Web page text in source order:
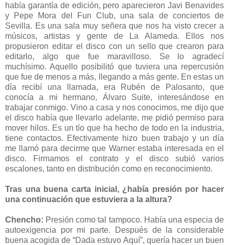
había garantía de edición, pero aparecieron Javi Benavides
y Pepe Mora del Fun Club, una sala de conciertos de
Sevilla. Es una sala muy señera que nos ha visto crecer a
músicos, artistas y gente de La Alameda. Ellos nos
propusieron editar el disco con un sello que crearon para
editarlo, algo que fue maravilloso. Se lo agradecí
muchísimo. Aquello posibilitó que tuviera una repercusión
que fue de menos a más, llegando a más gente. En estas un
día recibí una llamada, era Rubén de Palosanto, que
conocía a mi hermano, Álvaro Suite, interesándose en
trabajar conmigo. Vino a casa y nos conocimos, me dijo que
el disco había que llevarlo adelante, me pidió permiso para
mover hilos. Es un tío que ha hecho de todo en la industria,
tiene contactos. Efectivamente hizo buen trabajo y un día
me llamó para decirme que Warner estaba interesada en el
disco. Firmamos el contrato y el disco subió varios
escalones, tanto en distribución como en reconocimiento.
Tras una buena carta inicial, ¿había presión por hacer
una continuación que estuviera a la altura?
Chencho: Presión como tal tampoco. Había una especia de
autoexigencia por mi parte. Después de la considerable
buena acogida de “Dada estuvo Aquí”, quería hacer un buen